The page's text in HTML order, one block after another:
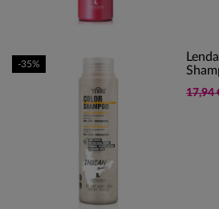
17,94
-35%